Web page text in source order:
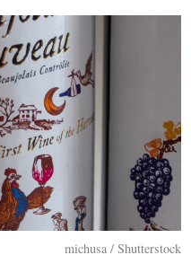
michusa / Shutterstock